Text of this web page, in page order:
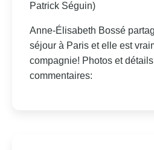
Patrick Séguin)
Anne-Élisabeth Bossé
séjour à Paris et elle est
compagnie! Photos et
commentaires: